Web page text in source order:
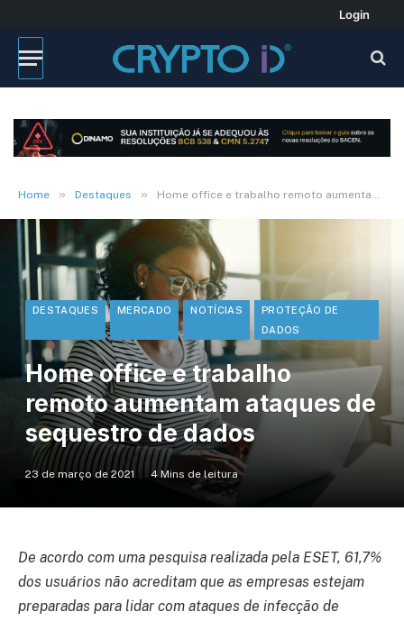
Login
Home » Destaques » Home office e trabalho remoto aumentam ataques de sequestro de dados
DESTAQUES MERCADO NOTÍCIAS
PROTEÇÃO DE
DADOS
Home office e trabalho
remoto aumentam ataques de
sequestro de dados
23 de março de 2021 4 Mins de leitura
De acordo com uma pesquisa realizada pela ESET, 61,7%
dos usuários não acreditam que as empresas estejam
preparadas para lidar com ataques de infecção de